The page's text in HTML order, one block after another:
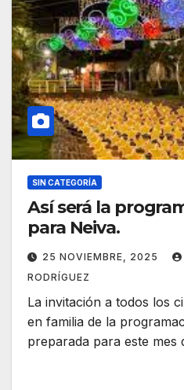
SIN CATEGORÍA
Así será la
para Neiva.
25 NOVIEMBRE, 2025
RODRÍGUEZ
La invitación a todos los
en familia de la
preparada para este mes